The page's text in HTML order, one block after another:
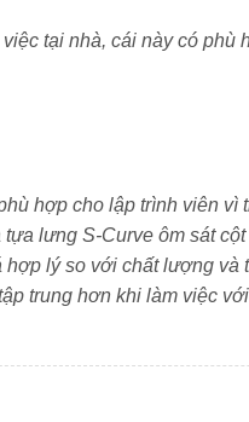
tại nhà, cái này có phù
hợp cho lập trình viên vì
lưng S-Curve ôm sát
lý so với chất lượng và
trung hơn khi làm việc